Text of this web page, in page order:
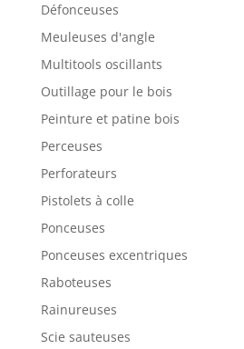
Défonceuses
Meuleuses d'angle
Multitools oscillants
Outillage pour le bois
Peinture et patine bois
Perceuses
Perforateurs
Pistolets à colle
Ponceuses
Ponceuses excentriques
Raboteuses
Rainureuses
Scie sauteuses